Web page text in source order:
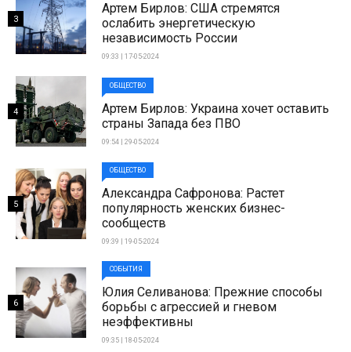
Артем Бирлов: США стремятся
ослабить энергетическую
независимость России
09:33 | 17-05-2024
3
ОБЩЕСТВО
Артем Бирлов: Украина хочет оставить
страны Запада без ПВО
09:54 | 29-05-2024
4
ОБЩЕСТВО
Александра Сафронова: Растет
популярность женских бизнес-
сообществ
09:39 | 19-05-2024
5
СОБЫТИЯ
Юлия Селиванова: Прежние способы
борьбы с агрессией и гневом
неэффективны
09:35 | 18-05-2024
6